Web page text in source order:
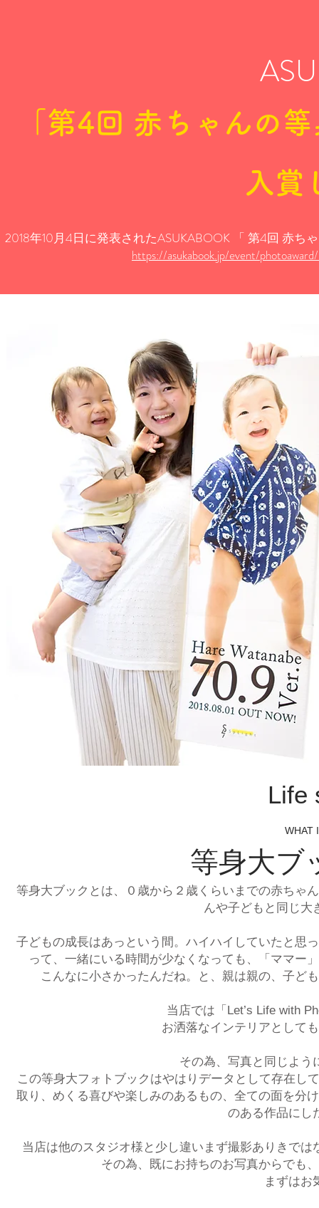
「第4回 赤ちゃんの
入賞
2018年10月4日に発表されたASUKABOOK 「 第4回 赤
https://asukabook.jp/event/
Life
WHAT
等身大ブ
等身大ブックとは、０歳から２歳くらいまでの赤ちゃ
んや子どもと同じ大
子どもの成長はあっという間。ハイハイしていたと思
って、一緒にいる時間が少なくなっても、「ママー
こんなに小さかったんだね。と、親は親の、子ど
当店では「Let’s Life with
お洒落なインテリアとして
その為、写真と同じよう
この等身大フォトブックはやはりデータとして存在し
取り、めくる喜びや楽しみのあるもの、全ての面を分
のある作品にし
当店は他のスタジオ様と少し違いまず撮影ありきで
その為、既にお持ちのお写真からでも
まずはお